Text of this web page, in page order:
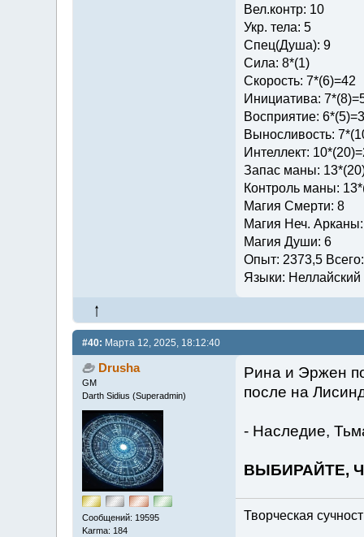
Вел.контр: 10
Укр. тела: 5
Спец(Душа): 9
Сила: 8*(1)
Скорость: 7*(6)=42
Инициатива:
Восприятие:
Выносливость:
Интеллект:
Запас маны:
Контроль маны:
Магия Смерти: 8
Магия Неч.
Магия Души: 6
Опыт: 2373,5
Языки: Неллайский
#40: Марта 12, 2025, 18:12:40
Drusha
GM
Darth Sidius (Superadmin)
Сообщений: 19595
Karma: 184
Рина и Эржен
после на
- Наследие,
ВЫБИРАЙТЕ,
Творческая